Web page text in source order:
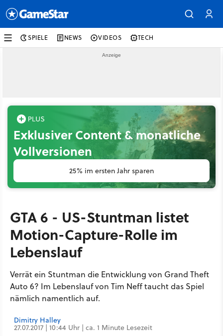
SPIELE NEWS VIDEOS TECH
Exklusiver Content & monatliche
Vollversionen
25% im ersten Jahr sparen
GTA 6 - US-Stuntman listet
Motion-Capture-Rolle im
Lebenslauf
Verrät ein Stuntman die Entwicklung von Grand Theft
Auto 6? Im Lebenslauf von Tim Neff taucht das Spiel
nämlich namentlich auf.
Dimitry Halley
27.07.2017 | 10:44 Uhr | ca. 1 Minute Lesezeit